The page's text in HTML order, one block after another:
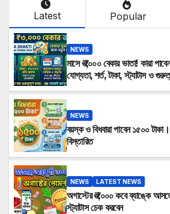
Latest Popular
NEWS
মাসে ₹৩,০০০ বেকার ভাতা! কারা
যোগ্যতা, শর্ত, টাকা, স্ট্যাটাস ও
NEWS
বয়স্ক ও বিধবারা পাবেন ১৫০০
বিস্তারিত
NEWS LATEST NEWS
অগাস্টের ₹৩,০০০ কবে ব্যাঙ্কে
স্ট্যাটাস চেক করবেন